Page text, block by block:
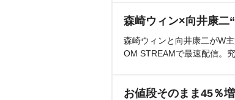
森崎ウィン×向井康二
森崎ウィンと向井康二がW
OM STREAMで最速配信。
お値段そのまま45％